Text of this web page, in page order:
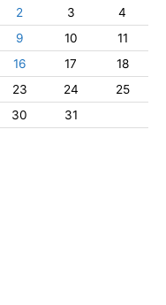
2 3
4
9 10
11
16 17
18
23 24
25
30
31